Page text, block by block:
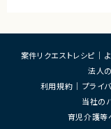
案件リクエストレシピ
法人
利用規約
プライ
当社の
育児介護等